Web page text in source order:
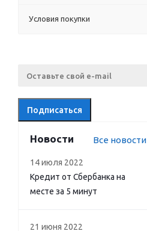
Условия покупки
Новости Все новости
14 июля 2022
Кредит от Сбербанка на
месте за 5 минут
21 июня 2022